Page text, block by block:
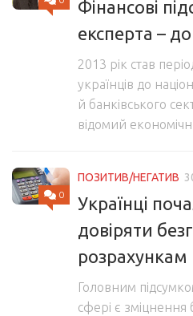
Фінансові
експерта –
2013 рік став
українців до
й банківського
відомий
0
ПОЗИТИВ/НЕГАТИВ
Українці
довіряти
розрахункам
Головним
сфері є зміцнення